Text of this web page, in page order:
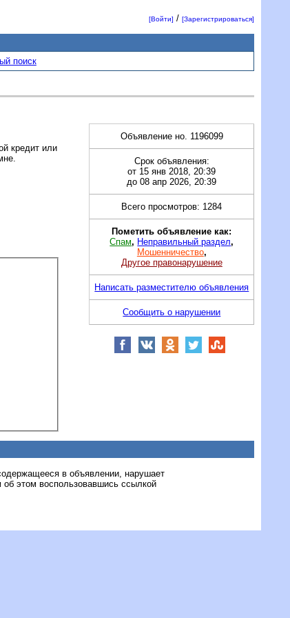
[Войти] /[Зарегистрироваться]
поиск
кредит или
Объявление но. 1196099
Срок объявления:
от 15 янв 2018, 20:39
до 08 апр 2026, 20:39
Всего просмотров: 1284
Пометить объявление как:
Спам, Неправильный раздел,
Мошенничество,
Другое правонарушение
Написать разместителю объявления
Сообщить о нарушении
в объявлении, нарушает
этом воспользовавшись ссылкой